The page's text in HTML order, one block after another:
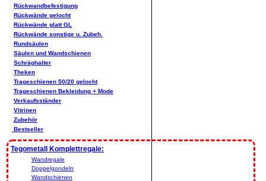
Rückwandbefestigung
Rückwände gelocht
Rückwände glatt GL
Rückwände sonstige u. Zubeh.
Rundsäulen
Säulen und Wandschienen
Schräghalter
Theken
Trageschienen 50/20 gelocht
Trageschienen Bekleidung + Mode
Verkaufsständer
Vitrinen
Zubehör
Bestseller
Tegometall Komplettregale:
Wandregale
Doppelgondeln
Wandschienen